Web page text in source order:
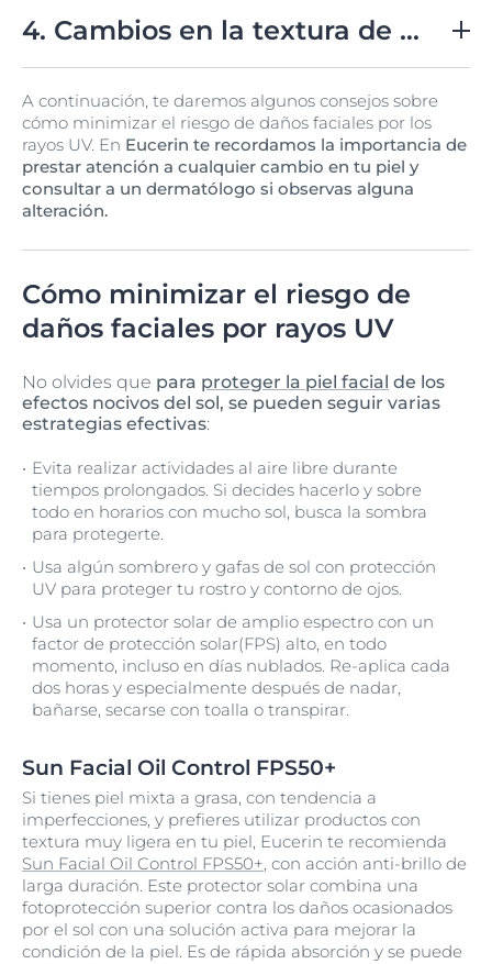
oscurecer las cicatrices del acné, dificultando su
tratamiento y aumentando el riesgo de
hiperpigmentación.
4. Cambios en la textura de la piel
dejar la piel con una textura desigual, más áspera y
propensa a desarrollar imperfecciones.
A continuación, te daremos algunos consejos sobre
cómo minimizar el riesgo de daños faciales por los
rayos UV. En Eucerin te recordamos la importancia de
prestar atención a cualquier cambio en tu piel y
consultar a un dermatólogo si observas alguna
alteración.
Cómo minimizar el riesgo de
daños faciales por rayos UV
No olvides que para proteger la piel facial de los
efectos nocivos del sol, se pueden seguir varias
estrategias efectivas:
Evita realizar actividades al aire libre durante
tiempos prolongados. Si decides hacerlo y sobre
todo en horarios con mucho sol, busca la sombra
para protegerte.
Usa algún sombrero y gafas de sol con protección
UV para proteger tu rostro y contorno de ojos.
Usa un protector solar de amplio espectro con un
factor de protección solar(FPS) alto, en todo
momento, incluso en días nublados. Re-aplica cada
dos horas y especialmente después de nadar,
bañarse, secarse con toalla o transpirar.
Sun Facial Oil Control FPS50+
Si tienes piel mixta a grasa, con tendencia a
imperfecciones, y prefieres utilizar productos con
textura muy ligera en tu piel, Eucerin te recomienda
Sun Facial Oil Control FPS50+, con acción anti-brillo de
larga duración. Este protector solar combina una
fotoprotección superior contra los daños ocasionados
por el sol con una solución activa para mejorar la
condición de la piel. Es de rápida absorción y se puede